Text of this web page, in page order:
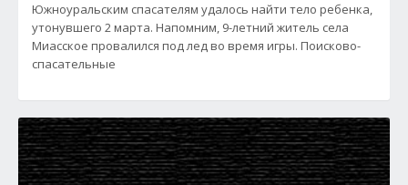
Южноуральским спасателям удалось найти тело ребенка,
утонувшего 2 марта. Напомним, 9-летний житель села
Миасское провалился под лед во время игры. Поисково-
спасательные